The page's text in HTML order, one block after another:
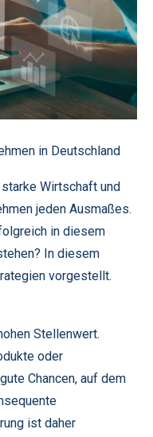
in Deutschland
Wirtschaft und
jeden Ausmaßes.
in diesem
In diesem
vorgestellt.
Stellenwert.
oder
Chancen, auf dem
ist daher